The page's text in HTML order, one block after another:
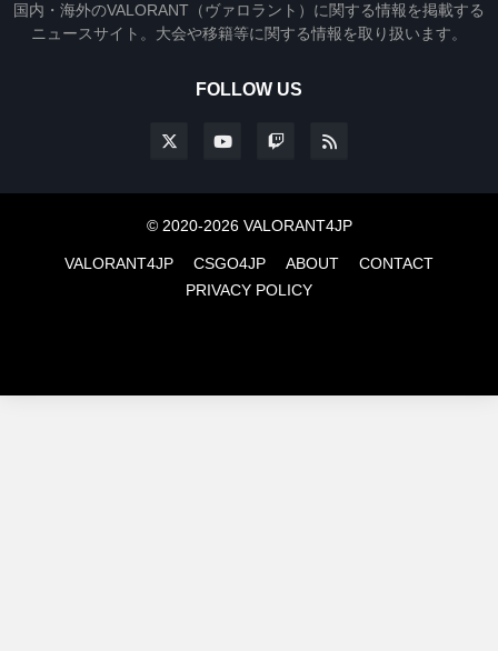
国内・海外のVALORANT（ヴァロラント）に関する情報を掲載する
ニュースサイト。大会や移籍等に関する情報を取り扱います。
FOLLOW US
© 2020-2026 VALORANT4JP
VALORANT4JP CSGO4JP ABOUT
CONTACT
PRIVACY POLICY